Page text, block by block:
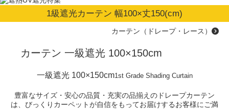
1級遮光カーテン 幅100×丈150(cm)
カーテン（ドレープ・レース）
カーテン 一級遮光 100×150cm
一級遮光 100×150cm1st Grade Shading Curtain
豊富なサイズ・安心の品質・充実の品揃えのドレープカーテン
は、びっくりカーペットが自信をもってお届けするお客様にご満